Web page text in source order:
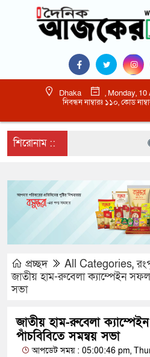
Dhaka
, Monday,
নিবন্ধন নাম্বারঃ ১১০, কোড
শিরোনাম ::
প্রচ্ছদ All Categories,
জাতীয় হাম-রুবেলা ক্যাম্পেইন
সভা
জাতীয় হাম-রুবেলা
পাঁচবিবিতে সমন্বয় সভা
আপডেট সময় : 05:00:46 pm,